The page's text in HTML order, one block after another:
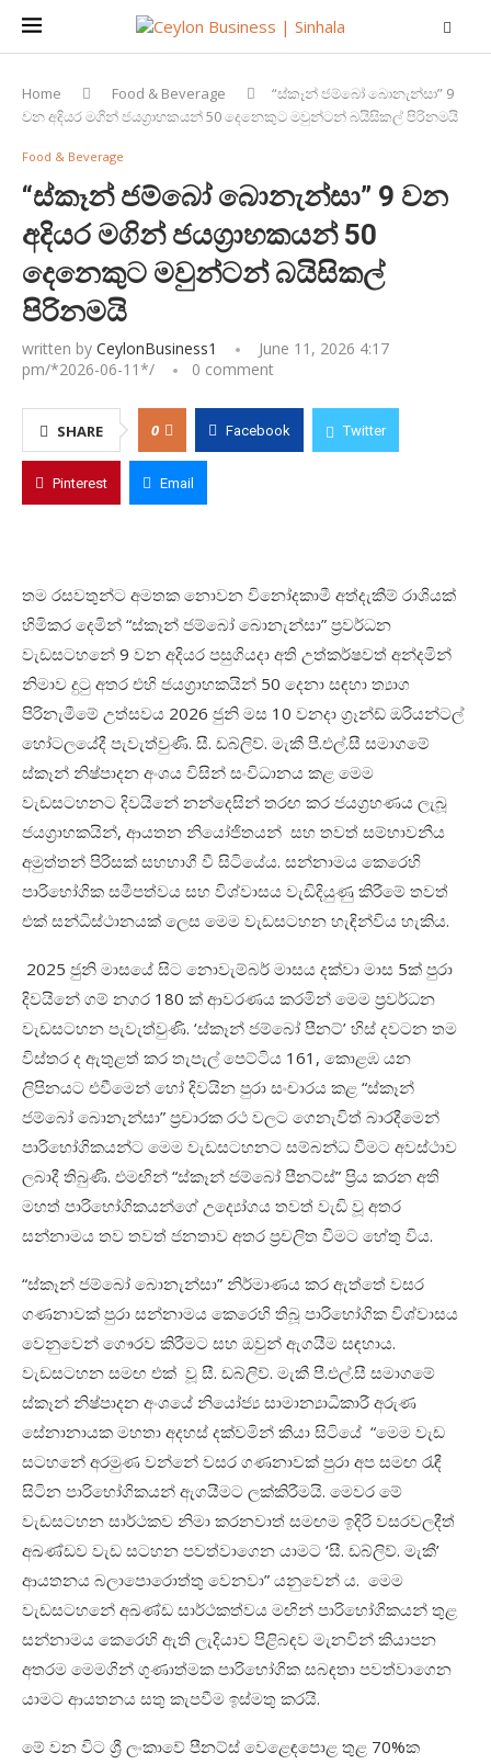
Home Food & Beverage
“ස්කෑන් ජම්බෝ බොනැන්සා” 9
වන අදියර මගින් ජයග්‍රාහකයන් 50 දෙනෙකුට මවුන්ටන් බයිසිකල් පිරිනමයි
Food & Beverage
“ස්කෑන් ජම්බෝ බොනැන්සා” 9 වන
අදියර මගින් ජයග්‍රාහකයන් 50
දෙනෙකුට මවුන්ටන් බයිසිකල්
පිරිනමයි
written by CeylonBusiness1
June 11, 2026 4:17
pm/*2026-06-11*/ 0 comment
SHARE 0 Facebook Twitter
Pinterest Email
තම රසවතුන්ට අමතක නොවන විනෝදකාමී අත්දැකීම් රාශියක්
හිමිකර දෙමින් “ස්කෑන් ජම්බෝ බොනැන්සා” ප්‍රවර්ධන
වැඩසටහනේ 9 වන අදියර පසුගියදා අති උත්කර්ෂවත් අන්දමින්
නිමාව දුටු අතර එහි ජයග්‍රාහකයින් 50 දෙනා සඳහා ත්‍යාග
පිරිනැමීමේ උත්සවය 2026 ජුනි මස 10 වනදා ග්‍රෑන්ඩ් ඔරියන්ටල්
හෝටලයේදී පැවැත්වුණි. සී. ඩබ්ලිව්. මැකී පී.එල්.සී සමාගමේ
ස්කෑන් නිෂ්පාදන අංශය විසින් සංවිධානය කළ මෙම
වැඩසටහනට දිවයිනේ නන්දෙසින් තරඟ කර ජයග්‍රහණය ලැබූ
ජයග්‍රාහකයින්, ආයතන නියෝජිතයන් සහ තවත් සම්භාවනීය
අමුත්තන් පිරිසක් සහභාගී වී සිටියේය. සන්නාමය කෙරෙහි
පාරිභෝගික සමීපත්වය සහ විශ්වාසය වැඩිදියුණු කිරීමේ තවත්
එක් සන්ධිස්ථානයක් ලෙස මෙම වැඩසටහන හැඳින්විය හැකිය.
2025 ජුනි මාසයේ සිට නොවැම්බර් මාසය දක්වා මාස 5ක් පුරා
දිවයිනේ ගම් නගර 180 ක් ආවරණය කරමින් මෙම ප්‍රවර්ධන
වැඩසටහන පැවැත්වුණි. ‘ස්කෑන් ජම්බෝ පීනට්’ හිස් දවටන තම
විස්තර ද ඇතුළත් කර තැපැල් පෙට්ටිය 161, කොළඹ යන
ලිපිනයට එවීමෙන් හෝ දිවයින පුරා සංචාරය කළ “ස්කෑන්
ජම්බෝ බොනැන්සා” ප්‍රචාරක රථ වලට ගෙනැවිත් බාරදීමෙන්
පාරිභෝගිකයන්ට මෙම වැඩසටහනට සම්බන්ධ වීමට අවස්ථාව
ලබාදී තිබුණි. එමඟින් “ස්කෑන් ජම්බෝ පීනට්ස්” ප්‍රිය කරන අති
මහත් පාරිභෝගිකයන්ගේ උද්‍යෝගය තවත් වැඩි වූ අතර
සන්නාමය තව තවත් ජනතාව අතර ප්‍රචලිත වීමට හේතු විය.
“ස්කෑන් ජම්බෝ බොනැන්සා” නිර්මාණය කර ඇත්තේ වසර
ගණනාවක් පුරා සන්නාමය කෙරෙහි තිබූ පාරිභෝගික විශ්වාසය
වෙනුවෙන් ගෞරව කිරීමට සහ ඔවුන් ඇගයීම සඳහාය.
වැඩසටහන සමඟ එක් වූ සී. ඩබ්ලිව්. මැකී පී.එල්.සී සමාගමේ
ස්කෑන් නිෂ්පාදන අංශයේ නියෝජ්‍ය සාමාන්‍යාධිකාරී අරුණ
සේනානායක මහතා අදහස් දක්වමින් කියා සිටියේ “මෙම වැඩ
සටහනේ අරමුණ වන්නේ වසර ගණනාවක් පුරා අප සමඟ රැඳී
සිටින පාරිභෝගිකයන් ඇගයීමට ලක්කිරීමයි. මෙවර මේ
වැඩසටහන සාර්ථකව නිමා කරනවාත් සමඟම ඉදිරි වසරවලදීත්
අඛණ්ඩව වැඩ සටහන පවත්වාගෙන යාමට ‘සී. ඩබ්ලිව්. මැකී’
ආයතනය බලාපොරොත්තු වෙනවා” යනුවෙන් ය. මෙම
වැඩසටහනේ අඛණ්ඩ සාර්ථකත්වය මඟින් පාරිභෝගිකයන් තුළ
සන්නාමය කෙරෙහි ඇති ලැදියාව පිළිබඳව මැනවින් කියාපන
අතරම මෙමගින් ගුණාත්මක පාරිභෝගික සබඳතා පවත්වාගෙන
යාමට ආයතනය සතු කැපවීම ඉස්මතු කරයි.
මේ වන විට ශ්‍රී ලංකාවේ පීනට්ස් වෙළෙඳපොළ තුළ 70%ක